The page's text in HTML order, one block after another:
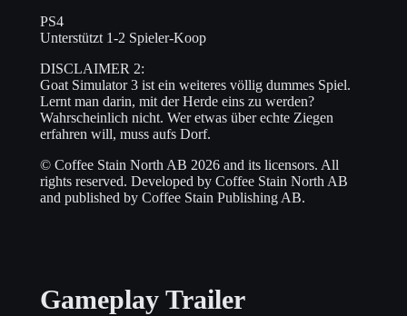
PS4
Unterstützt 1-2 Spieler-Koop
DISCLAIMER 2:
Goat Simulator 3 ist ein weiteres völlig dummes Spiel.
Lernt man darin, mit der Herde eins zu werden?
Wahrscheinlich nicht. Wer etwas über echte Ziegen
erfahren will, muss aufs Dorf.
© Coffee Stain North AB 2026 and its licensors. All
rights reserved. Developed by Coffee Stain North AB
and published by Coffee Stain Publishing AB.
Gameplay Trailer